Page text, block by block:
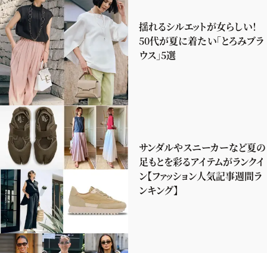
揺れるシルエットが女らしい！
50代が夏に着たい「とろみブラ
ウス」5選
サンダルやスニーカーなど夏の
足もとを彩るアイテムがランクイ
ン【ファッション人気記事週間ラ
ンキング】